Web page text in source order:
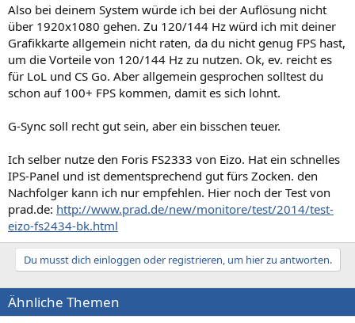
Also bei deinem System würde ich bei der Auflösung nicht
über 1920x1080 gehen. Zu 120/144 Hz würd ich mit deiner
Grafikkarte allgemein nicht raten, da du nicht genug FPS hast,
um die Vorteile von 120/144 Hz zu nutzen. Ok, ev. reicht es
für LoL und CS Go. Aber allgemein gesprochen solltest du
schon auf 100+ FPS kommen, damit es sich lohnt.
G-Sync soll recht gut sein, aber ein bisschen teuer.
Ich selber nutze den Foris FS2333 von Eizo. Hat ein schnelles
IPS-Panel und ist dementsprechend gut fürs Zocken. den
Nachfolger kann ich nur empfehlen. Hier noch der Test von
prad.de: http://www.prad.de/new/monitore/test/2014/test-
eizo-fs2434-bk.html
Du musst dich einloggen oder registrieren, um hier zu antworten.
Ähnliche Themen